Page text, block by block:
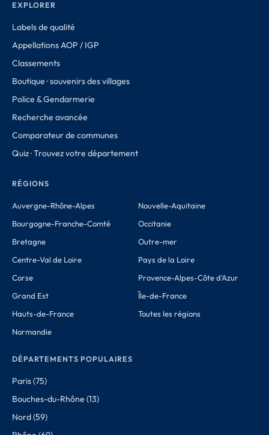
EXPLORER
Labels de qualité
Appellations AOP / IGP
Classements
Boutique · souvenirs des villages
Police & Gendarmerie
Recherche avancée
Comparateur de communes
Quiz · Trouvez votre département
RÉGIONS
Auvergne-Rhône-Alpes
Bourgogne-Franche-Comté
Bretagne
Centre-Val de Loire
Corse
Grand Est
Hauts-de-France
Normandie
Nouvelle-Aquitaine
Occitanie
Outre-mer
Pays de la Loire
Provence-Alpes-Côte d'Azur
Île-de-France
Toutes les régions
DÉPARTEMENTS POPULAIRES
Paris (75)
Bouches-du-Rhône (13)
Nord (59)